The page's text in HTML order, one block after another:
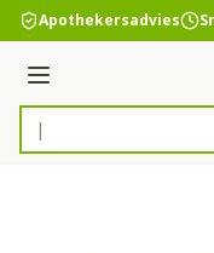
Ga naar de inhoud
Apothekersadvies
Menu
Product, merk,